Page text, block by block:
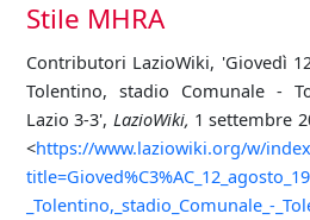
Stile MHRA
Contributori LazioWiki, 'Giovedì
Tolentino, stadio Comunale -
Lazio 3-3', LazioWiki, 1 settembre
<https://www.laziowiki.org/w/
_Tolentino,_stadio_Comunale_-